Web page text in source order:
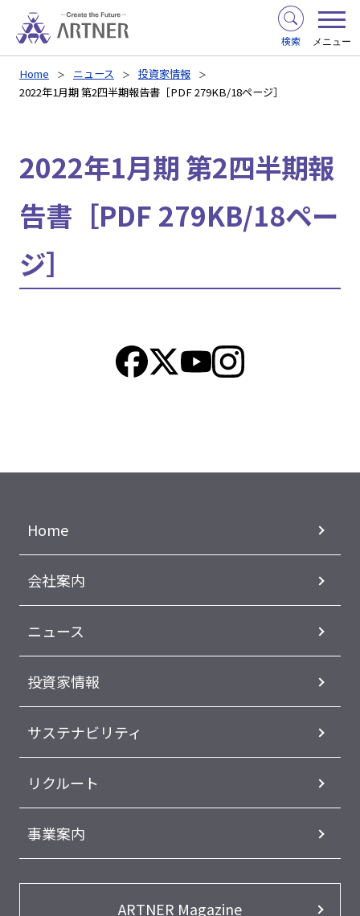
検索 メニュー
Home ニュース
投資家情報
2022年1月期 第2四半期報告書［PDF 279KB/18ページ］
2022年1月期 第2四半期報
告書［PDF 279KB/18ペー
ジ］
Home
会社案内
ニュース
投資家情報
サステナビリティ
リクルート
事業案内
ARTNER Magazine